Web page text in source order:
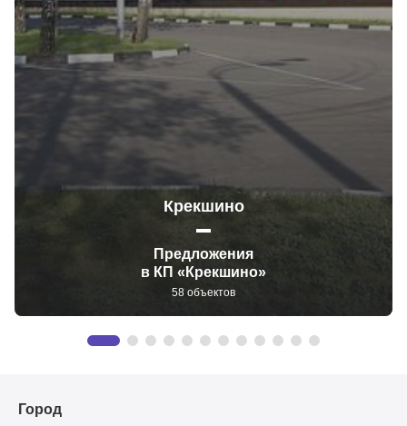
Крекшино
Предложения
в КП «Крекшино»
58 объектов
Город